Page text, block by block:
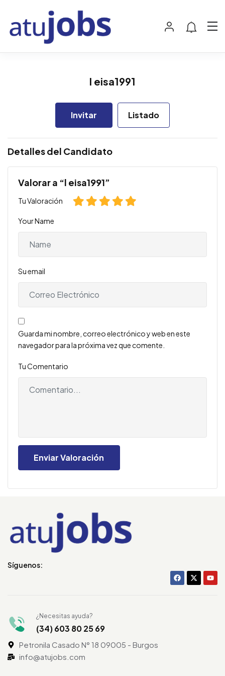
l eisa1991
Invitar Listado
Detalles del Candidato
Valorar a “l eisa1991”
Tu Valoración
Your Name
Su email
Guarda mi nombre, correo electrónico y web en este
navegador para la próxima vez que comente.
Tu Comentario
Síguenos:
¿Necesitas ayuda?
(34) 603 80 25 69
Petronila Casado N° 18 09005 - Burgos
info@atujobs.com